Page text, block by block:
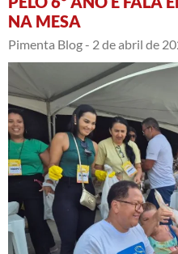
NA MESA
Pimenta Blog - 2 de abril de